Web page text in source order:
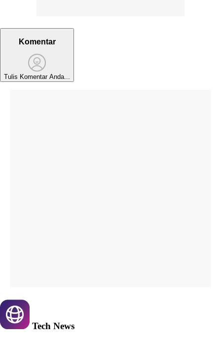
Komentar
Tulis Komentar Anda...
Tech News